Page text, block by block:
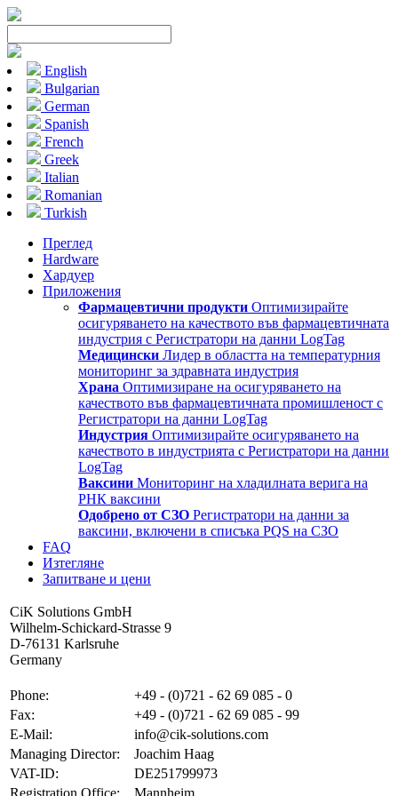
English
Bulgarian
German
Spanish
French
Greek
Italian
Romanian
Turkish
Преглед
Hardware
Хардуер
Приложения
Фармацевтични продукти Оптимизирайте
осигуряването на качеството във фармацевтичната
индустрия с Регистратори на данни LogTag
Медицински Лидер в областта на температурния
мониторинг за здравната индустрия
Храна Оптимизиране на осигуряването на
качеството във фармацевтичната промишленост с
Регистратори на данни LogTag
Индустрия Оптимизирайте осигуряването на
качеството в индустрията с Регистратори на данни
LogTag
Ваксини Мониторинг на хладилната верига на
РНК ваксини
Одобрено от СЗО Регистратори на данни за
ваксини, включени в списъка PQS на СЗО
FAQ
Изтегляне
Запитване и цени
CiK Solutions GmbH
Wilhelm-Schickard-Strasse 9
D-76131 Karlsruhe
Germany
Phone:
+49 - (0)721 - 62 69 085 - 0
Fax:
+49 - (0)721 - 62 69 085 - 99
E-Mail:
info@cik-solutions.com
Managing Director:
Joachim Haag
VAT-ID:
DE251799973
Registration Office:
Mannheim